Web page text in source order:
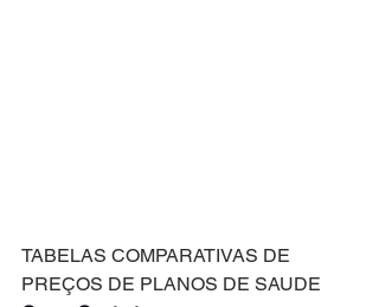
TABELAS COMPARATIVAS DE
PREÇOS DE PLANOS DE SAUDE